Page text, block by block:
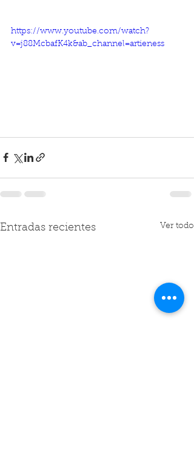
https://www.youtube.com/watch?
v=j88McbafK4k&ab_channel=artieness
Entradas recientes Ver todo